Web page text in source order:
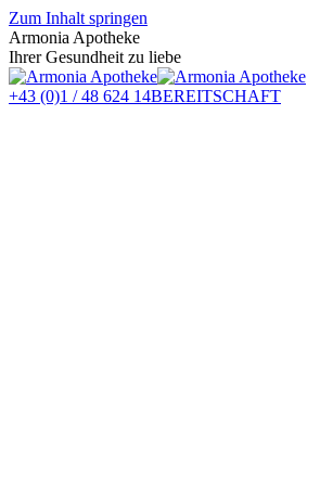
Zum Inhalt springen
Armonia Apotheke
Ihrer Gesundheit zu liebe
+43 (0)1 / 48 624 14BEREITSCHAFT